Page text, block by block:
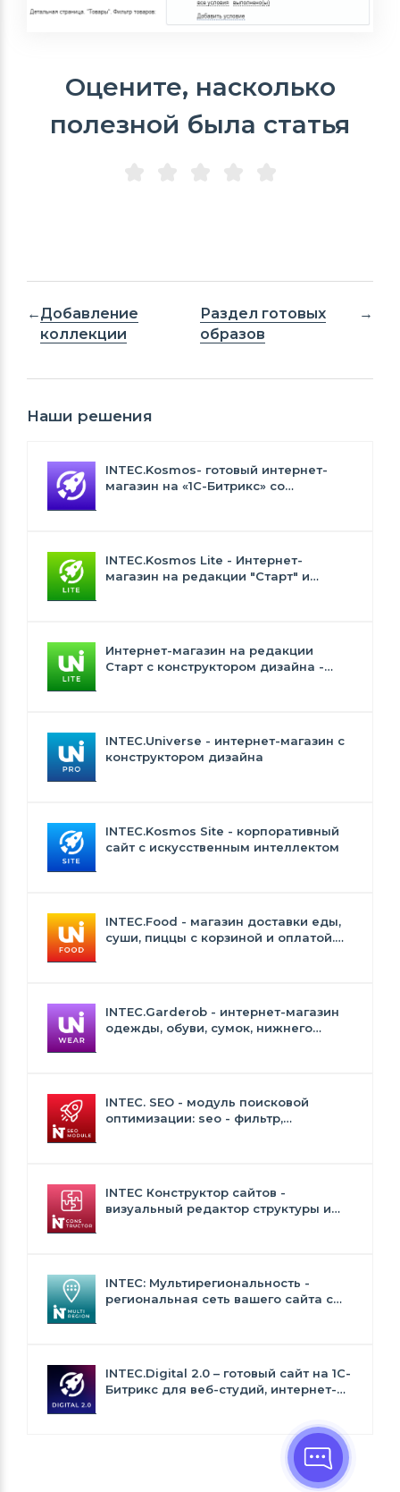
Оцените, насколько
полезной была статья
Добавление
коллекции
Раздел готовых
образов
Наши решения
INTEC.Kosmos- готовый интернет-
магазин на «1С-Битрикс» со
INTEC.Kosmos Lite - Интернет-
магазин на редакции "Старт" и
Интернет-магазин на редакции
Старт с конструктором дизайна -
INTEC.Universe - интернет-магазин с
конструктором дизайна
INTEC.Kosmos Site - корпоративный
сайт с искусственным интеллектом
INTEC.Food - магазин доставки еды,
суши, пиццы с корзиной и оплатой.
INTEC.Garderob - интернет-магазин
одежды, обуви, сумок, нижнего
INTEC. SEO - модуль поисковой
оптимизации: seo - фильтр,
INTEC Конструктор сайтов -
визуальный редактор структуры и
INTEC: Мультирегиональность -
региональная сеть вашего сайта с
INTEC.Digital 2.0 – готовый сайт на 1C-
Битрикс для веб-студий, интернет-